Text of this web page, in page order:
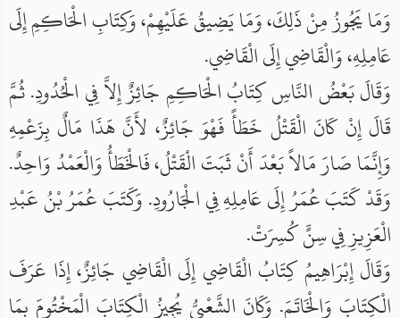
وَمَا يَجُوزُ مِنْ ذَلِكَ، وَمَا يَضِيقُ عَلَيْهِمْ، وَكِتَابِ الْحَاكِمِ إِلَى
عَامِلِهِ، وَالْقَاضِي إِلَى الْقَاضِي.
وَقَالَ بَعْضُ النَّاسِ كِتَابُ الْحَاكِمِ جَائِزٌ إِلاَّ فِي الْحُدُودِ. ثُمَّ
قَالَ إِنْ كَانَ الْقَتْلُ خَطَأً فَهْوَ جَائِزٌ، لأَنَّ هَذَا مَالٌ بِزَعْمِهِ
وَإِنَّمَا صَارَ مَالاً بَعْدَ أَنْ ثَبَتَ الْقَتْلُ، فَالْخَطَأُ وَالْعَمْدُ وَاحِدٌ.
وَقَدْ كَتَبَ عُمَرُ إِلَى عَامِلِهِ فِي الْجَارُودِ. وَكَتَبَ عُمَرُ بْنُ عَبْدِ
الْعَزِيزِ فِي سِنٍّ كُسِرَتْ.
وَقَالَ إِبْرَاهِيمُ كِتَابُ الْقَاضِي إِلَى الْقَاضِي جَائِزٌ، إِذَا عَرَفَ
الْكِتَابَ وَالْخَاتَمَ. وَكَانَ الشَّعْبِيُّ يُجِيزُ الْكِتَابَ الْمَخْتُومَ بِمَا